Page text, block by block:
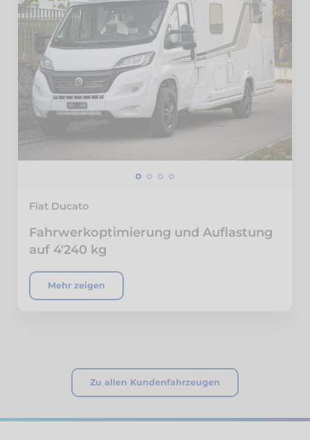
Fiat Ducato
Fahrwerkoptimierung und Auflastung
auf 4'240 kg
Mehr zeigen
Zu allen Kundenfahrzeugen